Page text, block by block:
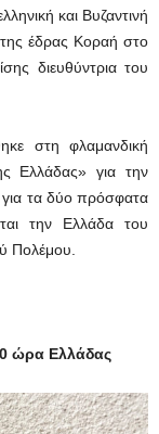
και Βυζαντινή
της έδρας Κοραή στο
διευθύντρια του
στη φλαμανδική
Ελλάδας» για την
για τα δύο πρόσφατα
την Ελλάδα του
Πολέμου.
ώρα Ελλάδας